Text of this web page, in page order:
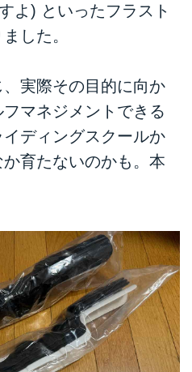
よ) といったフラスト
した。
実際その目的に向か
マネジメントできる
ディングスクールか
育たないのかも。本